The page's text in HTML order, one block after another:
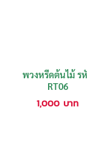
พวงหรีดต้นไม้ ร
RT06
1,000 บาท